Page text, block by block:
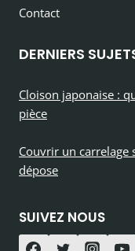
Contact
DERNIERS
Cloison japonaise :
pièce
Couvrir un carrelage
dépose
SUIVEZ NOUS